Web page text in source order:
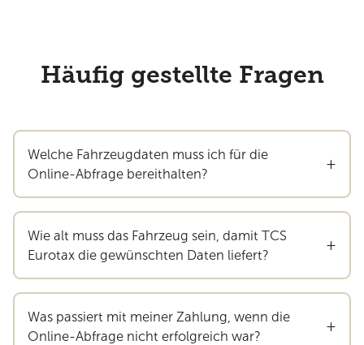
Häufig gestellte Fragen
Welche Fahrzeugdaten muss ich für die
Online-Abfrage bereithalten?
+
Wie alt muss das Fahrzeug sein, damit TCS
Eurotax die gewünschten Daten liefert?
+
Was passiert mit meiner Zahlung, wenn die
Online-Abfrage nicht erfolgreich war?
+